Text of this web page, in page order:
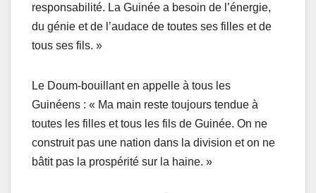
responsabilité. La Guinée a besoin de l’énergie,
du génie et de l’audace de toutes ses filles et de
tous ses fils. »
Le Doum-bouillant en appelle à tous les
Guinéens : « Ma main reste toujours tendue à
toutes les filles et tous les fils de Guinée. On ne
construit pas une nation dans la division et on ne
bâtit pas la prospérité sur la haine. »